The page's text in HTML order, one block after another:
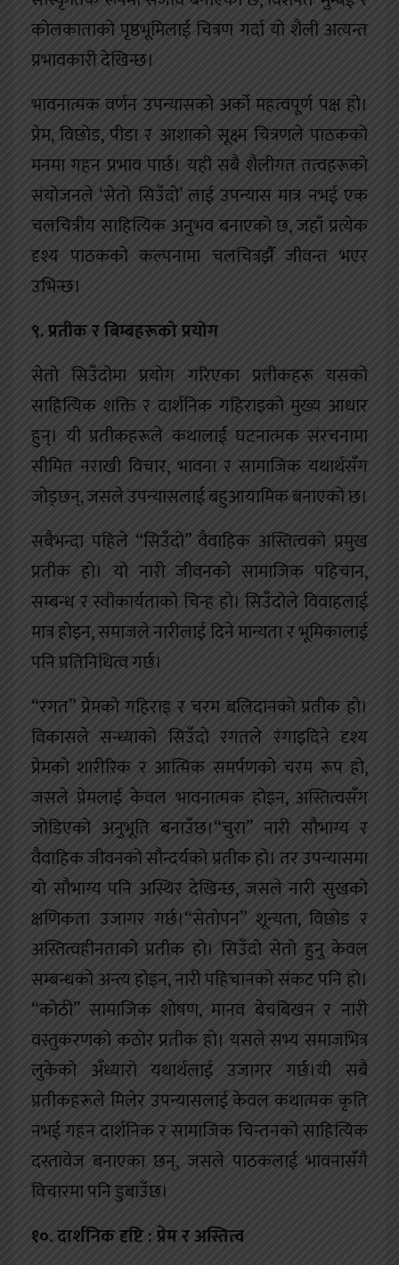
कोलकाताको पृष्ठभूमिलाई चित्रण गर्दा यो शैली अत्यन्त
प्रभावकारी देखिन्छ।
भावनात्मक वर्णन उपन्यासको अर्को महत्वपूर्ण पक्ष हो।
प्रेम, विछोड, पीडा र आशाको सूक्ष्म चित्रणले पाठकको
मनमा गहन प्रभाव पार्छ। यही सबै शैलीगत तत्वहरूको
संयोजनले ‘सेतो सिउँदो’ लाई उपन्यास मात्र नभई एक
चलचित्रीय साहित्यिक अनुभव बनाएको छ, जहाँ प्रत्येक
दृश्य पाठकको कल्पनामा चलचित्रझैँ जीवन्त भएर
उभिन्छ।
९. प्रतीक र बिम्बहरूको प्रयोग
सेतो सिउँदोमा प्रयोग गरिएका प्रतीकहरू यसको
साहित्यिक शक्ति र दार्शनिक गहिराइको मुख्य आधार
हुन्। यी प्रतीकहरूले कथालाई घटनात्मक संरचनामा
सीमित नराखी विचार, भावना र सामाजिक यथार्थसँग
जोड्छन्, जसले उपन्यासलाई बहुआयामिक बनाएको छ।
सबैभन्दा पहिले “सिउँदो” वैवाहिक अस्तित्वको प्रमुख
प्रतीक हो। यो नारी जीवनको सामाजिक पहिचान,
सम्बन्ध र स्वीकार्यताको चिन्ह हो। सिउँदोले विवाहलाई
मात्र होइन, समाजले नारीलाई दिने मान्यता र भूमिकालाई
पनि प्रतिनिधित्व गर्छ।
“रगत” प्रेमको गहिराइ र चरम बलिदानको प्रतीक हो।
विकासले सन्ध्याको सिउँदो रगतले रंगाइदिने दृश्य
प्रेमको शारीरिक र आत्मिक समर्पणको चरम रूप हो,
जसले प्रेमलाई केवल भावनात्मक होइन, अस्तित्वसँग
जोडिएको अनुभूति बनाउँछ।“चुरा” नारी सौभाग्य र
वैवाहिक जीवनको सौन्दर्यको प्रतीक हो। तर उपन्यासमा
यो सौभाग्य पनि अस्थिर देखिन्छ, जसले नारी सुखको
क्षणिकता उजागर गर्छ।“सेतोपन” शून्यता, विछोड र
अस्तित्वहीनताको प्रतीक हो। सिउँदो सेतो हुनु केवल
सम्बन्धको अन्त्य होइन, नारी पहिचानको संकट पनि हो।
“कोठी” सामाजिक शोषण, मानव बेचबिखन र नारी
वस्तुकरणको कठोर प्रतीक हो। यसले सभ्य समाजभित्र
लुकेको अँध्यारो यथार्थलाई उजागर गर्छ।यी सबै
प्रतीकहरूले मिलेर उपन्यासलाई केवल कथात्मक कृति
नभई गहन दार्शनिक र सामाजिक चिन्तनको साहित्यिक
दस्तावेज बनाएका छन्, जसले पाठकलाई भावनासँगै
विचारमा पनि डुबाउँछ।
१०. दार्शनिक दृष्टि : प्रेम र अस्तित्व